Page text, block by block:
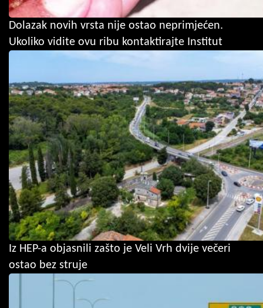
Dolazak novih vrsta nije ostao neprimjećen.
Ukoliko vidite ovu ribu kontaktirajte Institut
Iz HEP-a objasnili zašto je Veli Vrh dvije večeri
ostao bez struje